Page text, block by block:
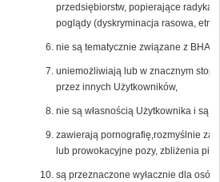
przedsiębiorstw, popierające
poglądy (dyskryminacja rasowa,
nie są tematycznie związane z
uniemożliwiają lub w znacznym
przez innych Użytkowników,
nie są własnością Użytkownika i są
zawierają pornografię,rozmyślnie
lub prowokacyjne pozy, zbliżenia
są przeznaczone wyłacznie dla osób